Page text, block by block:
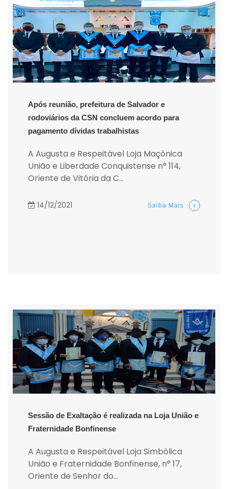
Após reunião, prefeitura de Salvador e
rodoviários da CSN concluem acordo para
pagamento dívidas trabalhistas
A Augusta e Respeitável Loja Maçônica
União e Liberdade Conquistense n° 114,
Oriente de Vitória da C...
14/12/2021 Saiba Mais
Sessão de Exaltação é realizada na Loja União e
Fraternidade Bonfinense
A Augusta e Respeitável Loja Simbólica
União e Fraternidade Bonfinense, n° 17,
Oriente de Senhor do...